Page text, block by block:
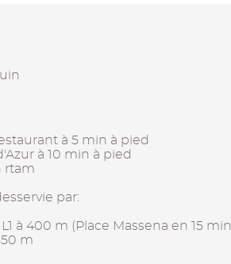
à 5 min à pied
à 10 min à pied
rtam
par:
à 400 m (Place Massena en 15
m